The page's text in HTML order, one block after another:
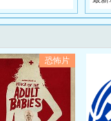
恐怖片